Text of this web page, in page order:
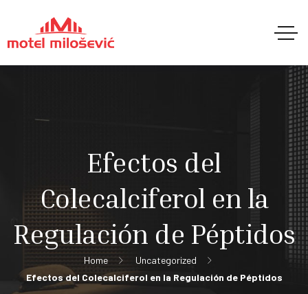
Efectos del
Colecalciferol en la
Regulación de Péptidos
Home
Uncategorized
Efectos del Colecalciferol en la Regulación de Péptidos